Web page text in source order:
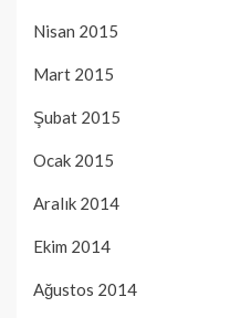
Nisan 2015
Mart 2015
Şubat 2015
Ocak 2015
Aralık 2014
Ekim 2014
Ağustos 2014